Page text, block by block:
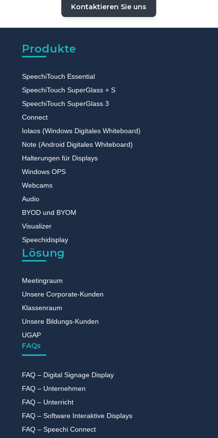
Kontaktieren Sie uns
Produkte
SpeechiTouch Essential
SpeechiTouch SuperGlass + S
SpeechiTouch SuperGlass 3
Connect
Iolaos (Windows Digitales Whiteboard)
Note (Android Digitales Whiteboard)
Halterungen für Displays
Windows OPS
Webcams
Audio
BYOD und BYOM
Visualizer
Speechidisplay
Lösung
Meetingraum
Unsere Corporate-Kunden
Klassenraum
Unsere Bildungs-Kunden
UGAP
FAQs
FAQ – Digital Signage Display
FAQ – Unternehmen
FAQ – Unterricht
FAQ – Software Interaktive Displays
FAQ – Speechi Connect